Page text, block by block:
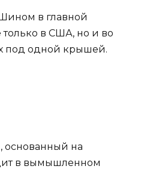
в главной
в США, но и во
под одной крышей.
основанный на
в вымышленном